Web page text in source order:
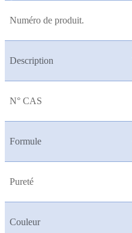
Numéro de produit.
Description
N° CAS
Formule
Pureté
Couleur